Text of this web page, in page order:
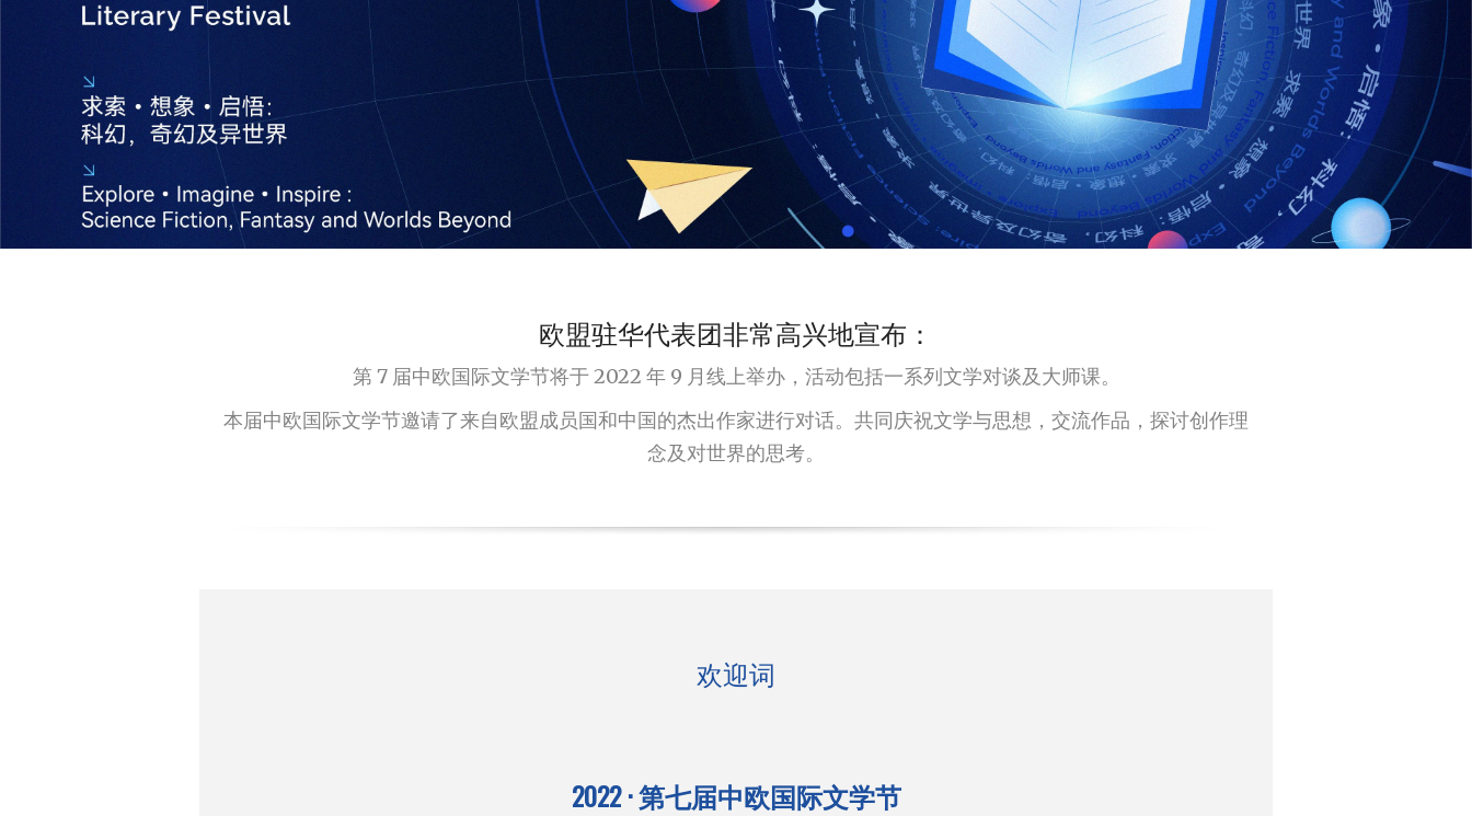
欧盟驻华代表团非常高兴地宣布：
第 7 届中欧国际文学节将于 2022 年 9 月线上举办，活动包括一系列文学对谈及大师课。
本届中欧国际文学节邀请了来自欧盟成员国和中国的杰出作家进行对话。共同庆祝文学与思想，交流作品，探讨创作理
念及对世界的思考。
欢迎词
2022 · 第七届中欧国际文学节